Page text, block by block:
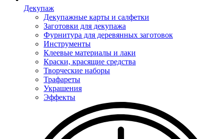
Декупаж
Декупажные карты и салфетки
Заготовки для декупажа
Фурнитура для деревянных заготовок
Инструменты
Клеевые материалы и лаки
Краски, красящие средства
Творческие наборы
Трафареты
Украшения
Эффекты